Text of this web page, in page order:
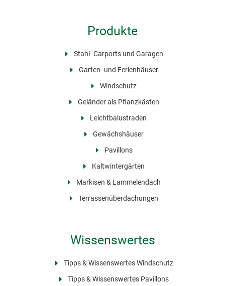
Produkte
Stahl- Carports und Garagen
Garten- und Ferienhäuser
Windschutz
Geländer als Pflanzkästen
Leichtbalustraden
Gewächshäuser
Pavillons
Kaltwintergärten
Markisen & Lammelendach
Terrassenüberdachungen
Wissenswertes
Tipps & Wissenswertes Windschutz
Tipps & Wissenswertes Pavillons